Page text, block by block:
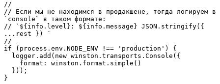
//
// Если мы не находимся в продакшене, тогда логируем в
`console` в таком формате:
// `${info.level}: ${info.message} JSON.stringify({
...rest }) `
//
if (process.env.NODE_ENV !== 'production') {